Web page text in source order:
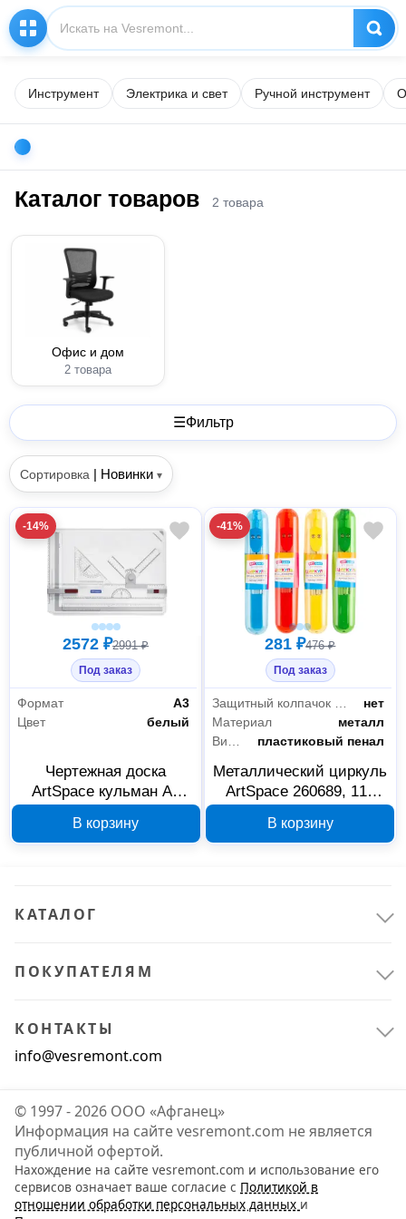
Инструмент Электрика и свет Ручной инструмент
Каталог товаров 2 товара
Офис и дом
2 товара
☰Фильтр
Сортировка | Новинки ▾
-14%
2572 ₽2991 ₽
Под заказ
Формат
А3
Цвет
белый
Чертежная доска
ArtSpace кульман А3
В корзину
-41%
281 ₽476 ₽
Под заказ
нет
Материал
металл
пластиковый пенал
Металлический циркуль
ArtSpace 260689, 115
пенале
В корзину
КАТАЛОГ
ПОКУПАТЕЛЯМ
КОНТАКТЫ
info@vesremont.com
© 1997 - 2026 ООО «Афганец»
Информация на сайте vesremont.com не является
публичной офертой.
Нахождение на сайте vesremont.com и использование его
сервисов означает ваше согласие с Политикой в
отношении обработки персональных данных и